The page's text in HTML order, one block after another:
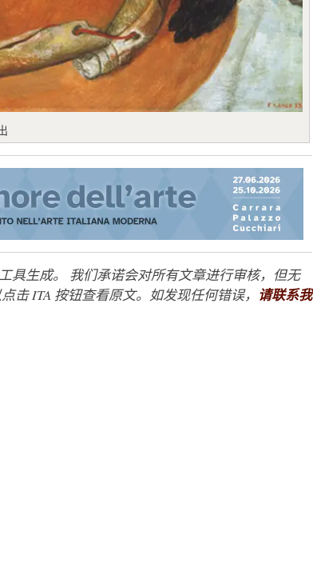
具生成。 我们承诺会对所有文章进行审核，但无
击 ITA 按钮查看原文。如发现任何错误， 请联系我